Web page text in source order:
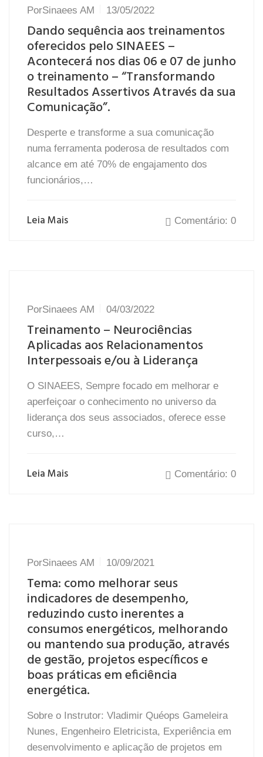
PorSinaees AM 13/05/2022
Dando sequência aos treinamentos
oferecidos pelo SINAEES –
Acontecerá nos dias 06 e 07 de junho
o treinamento – “Transformando
Resultados Assertivos Através da sua
Comunicação”.
Desperte e transforme a sua comunicação
numa ferramenta poderosa de resultados com
alcance em até 70% de engajamento dos
funcionários,…
Leia Mais Comentário: 0
PorSinaees AM 04/03/2022
Treinamento – Neurociências
Aplicadas aos Relacionamentos
Interpessoais e/ou à Liderança
O SINAEES, Sempre focado em melhorar e
aperfeiçoar o conhecimento no universo da
liderança dos seus associados, oferece esse
curso,…
Leia Mais Comentário: 0
PorSinaees AM 10/09/2021
Tema: como melhorar seus
indicadores de desempenho,
reduzindo custo inerentes a
consumos energéticos, melhorando
ou mantendo sua produção, através
de gestão, projetos específicos e
boas práticas em eficiência
energética.
Sobre o Instrutor: Vladimir Quéops Gameleira
Nunes, Engenheiro Eletricista, Experiência em
desenvolvimento e aplicação de projetos em